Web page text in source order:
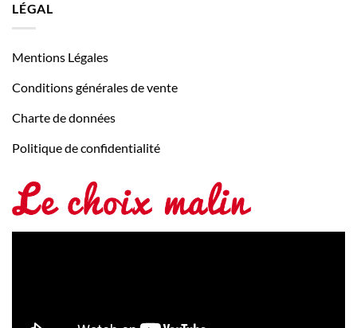
LÉGAL
Mentions Légales
Conditions générales de vente
Charte de données
Politique de confidentialité